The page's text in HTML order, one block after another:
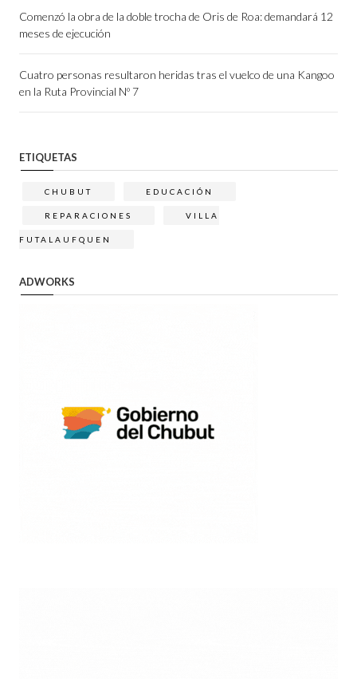
Comenzó la obra de la doble trocha de Oris de Roa: demandará 12
meses de ejecución
Cuatro personas resultaron heridas tras el vuelco de una Kangoo
en la Ruta Provincial Nº 7
ETIQUETAS
CHUBUT EDUCACIÓN
REPARACIONES VILLA
FUTALAUFQUEN
ADWORKS